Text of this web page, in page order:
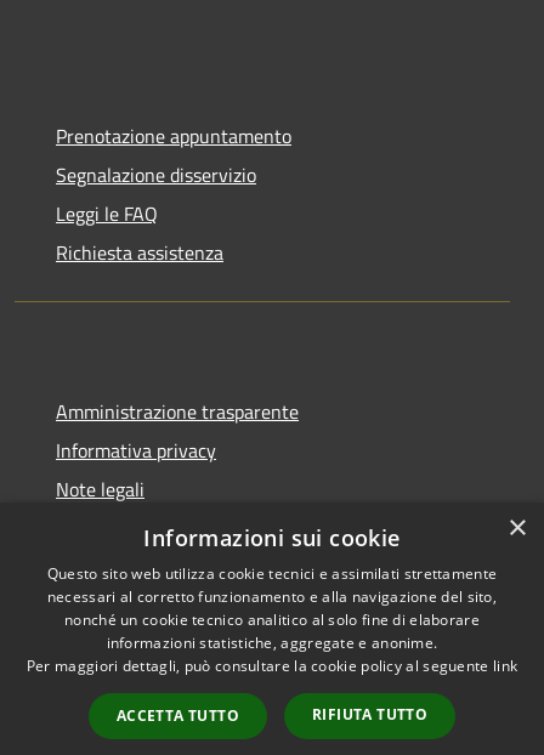
Prenotazione appuntamento
Segnalazione disservizio
Leggi le FAQ
Richiesta assistenza
Amministrazione trasparente
Informativa privacy
Note legali
Dichiarazione di accessibilità
Accessibilità
Copyright © 2026 • Comune di
Molinella • Powered by
Municipium•
Accesso
redazione
×
Informazioni sui cookie
Questo sito web utilizza cookie tecnici e assimilati strettamente
necessari al corretto funzionamento e alla navigazione del sito,
nonché un cookie tecnico analitico al solo fine di elaborare
informazioni statistiche, aggregate e anonime.
Per maggiori dettagli, può consultare la cookie policy al seguente link
ACCETTA TUTTO RIFIUTA TUTTO